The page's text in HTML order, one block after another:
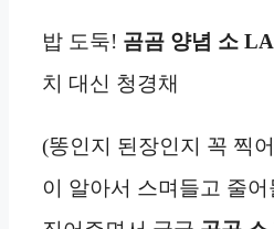
밥 도둑! 곰곰 양념 소 LA
치 대신 청경채
(똥인지 된장인지 꼭 찍
이 알아서 스며들고 줄